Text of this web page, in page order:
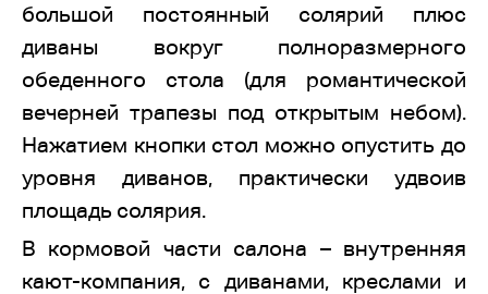
большой постоянный солярий плюс
диваны вокруг полноразмерного
обеденного стола (для романтической
вечерней трапезы под открытым небом).
Нажатием кнопки стол можно опустить до
уровня диванов, практически удвоив
площадь солярия.
В кормовой части салона – внутренняя
кают-компания, с диванами, креслами и